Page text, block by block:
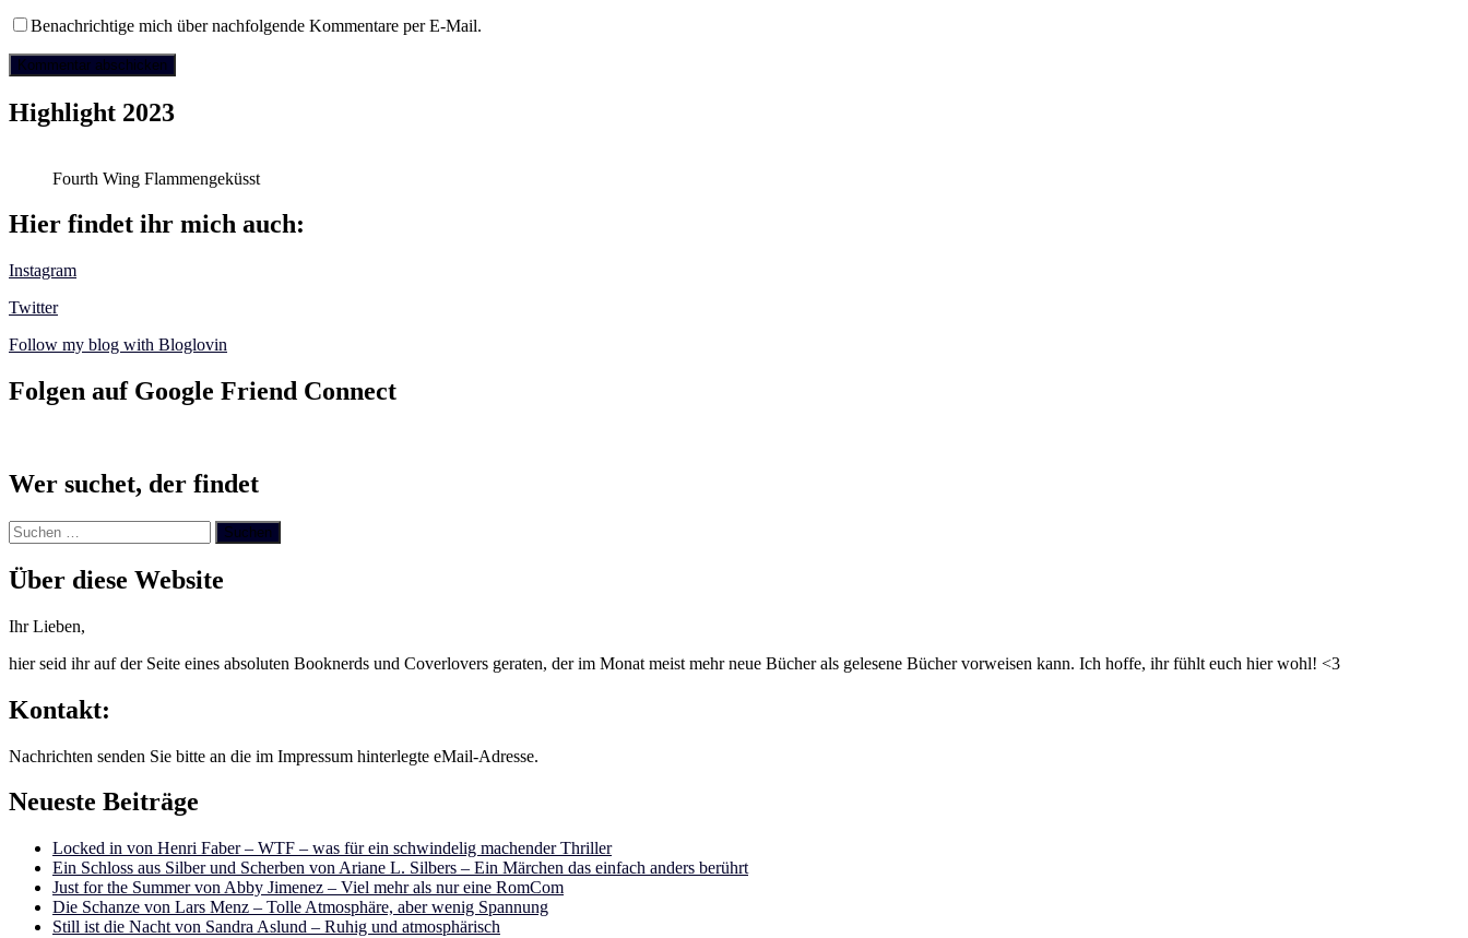
Benachrichtige mich über nachfolgende Kommentare per E-Mail.
Highlight 2023
Fourth Wing Flammengeküsst
Hier findet ihr mich auch:
Instagram
Twitter
Follow my blog with Bloglovin
Folgen auf Google Friend Connect
Wer suchet, der findet
Suchen
nach:
Über diese Website
Ihr Lieben,
hier seid ihr auf der Seite eines absoluten Booknerds und Coverlovers geraten, der im Monat meist mehr neue Bücher als gelesene Bücher vorweisen kann. Ich hoffe, ihr fühlt euch hier wohl! <3
Kontakt:
Nachrichten senden Sie bitte an die im Impressum hinterlegte eMail-Adresse.
Neueste Beiträge
Locked in von Henri Faber – WTF – was für ein schwindelig machender Thriller
Ein Schloss aus Silber und Scherben von Ariane L. Silbers – Ein Märchen das einfach anders berührt
Just for the Summer von Abby Jimenez – Viel mehr als nur eine RomCom
Die Schanze von Lars Menz – Tolle Atmosphäre, aber wenig Spannung
Still ist die Nacht von Sandra Aslund – Ruhig und atmosphärisch